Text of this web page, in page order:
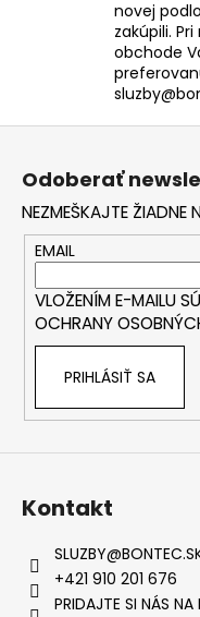
novej
zakúpili.
obchode
Odoberať
NEZMEŠKAJTE ŽIADNE
EMAIL
VLOŽENÍM E-MAILU
OCHRANY
PRIHLÁSIŤ SA
Kontakt
SLUZBY@
+421 910 201 676
PRIDAJTE SI NÁS